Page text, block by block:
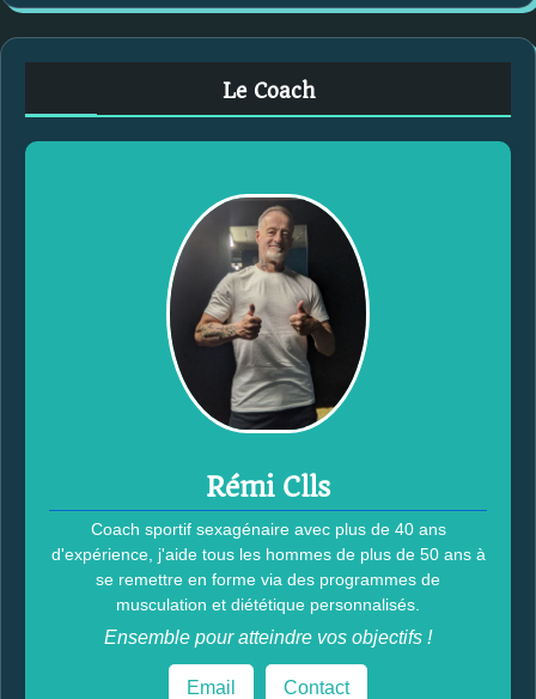
c
h
e
h
Le Coach
Rémi Clls
Coach sportif sexagénaire avec plus de 40 ans
d'expérience, j'aide tous les hommes de plus de 50 ans à
se remettre en forme via des programmes de
musculation et diététique personnalisés.
Ensemble pour atteindre vos objectifs !
Email Contact